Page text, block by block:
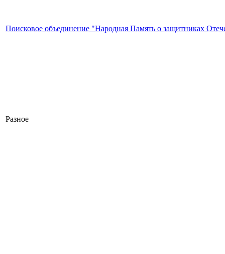
Поисковое объединение "Народная Память о защитниках
Разное